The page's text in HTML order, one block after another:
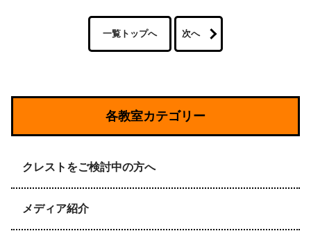
一覧トップへ 次へ
各教室カテゴリー
クレストをご検討中の方へ
メディア紹介